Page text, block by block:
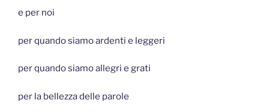
e per noi
per quando siamo ardenti e leggeri
per quando siamo allegri e grati
per la bellezza delle parole